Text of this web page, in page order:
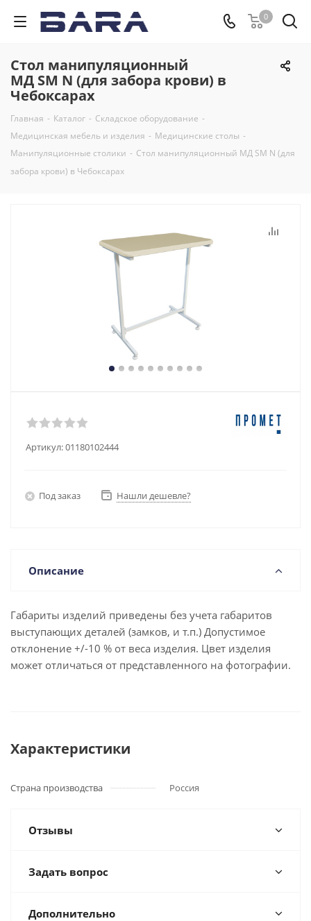
0
Стол манипуляционный
МД SM N (для забора крови) в
Чебоксарах
Главная - Каталог - Складское оборудование -
Медицинская мебель и изделия - Медицинские столы -
Манипуляционные столики - Стол манипуляционный МД SM N (для
забора крови) в Чебоксарах
Артикул:01180102444
Под заказ Нашли дешевле?
Описание
Габариты изделий приведены без учета габаритов
выступающих деталей (замков, и т.п.) Допустимое
отклонение +/-10 % от веса изделия. Цвет изделия
может отличаться от представленного на фотографии.
Характеристики
Страна производства Россия
Отзывы
Задать вопрос
Дополнительно